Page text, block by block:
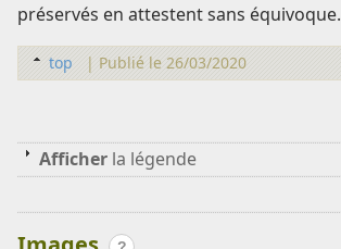
préservés en attestent sans équivoque.
top | Publié le 26/03/2020
Afficher la légende